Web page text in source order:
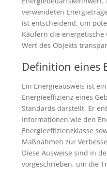
verwendeten
ist entscheidend, um
Käufern die
Wert des Objekts
Definition eines
Ein Energieausweis ist
Energieeffizienz eines
Standards darstellt. Er
Informationen wie den
Energieeffizienzklasse
Maßnahmen zur
Diese Ausweise sind in
vorgeschrieben, um die